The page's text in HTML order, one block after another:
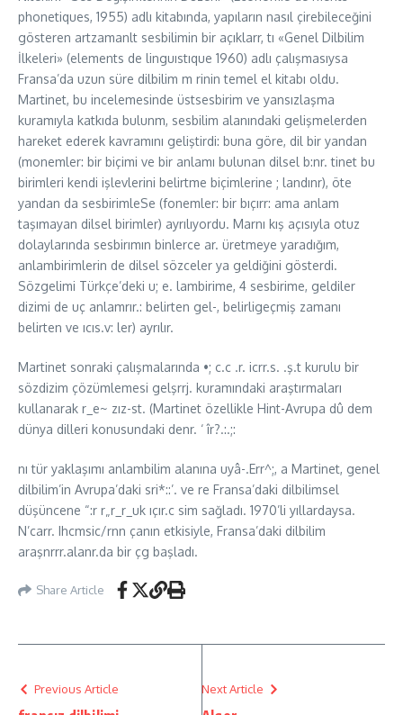
phonetiques, 1955) adlı kitabında, yapıların nasıl çirebileceğini
gösteren artzamanlt sesbilimin bir açıklarr, tı «Genel Dilbilim
İlkeleri» (elements de linguıstıque 1960) adlı çalışmasıysa
Fransa’da uzun süre dilbilim m rinin temel el kitabı oldu.
Martinet, bu incelemesinde üstsesbirim ve yansızlaşma
kuramıyla katkıda bulunm, sesbilim alanındaki gelişmelerden
hareket ederek kavramını geliştirdi: buna göre, dil bir yandan
(monemler: bir biçimi ve bir anlamı bulunan dilsel b:nr. tinet bu
birimleri kendi işlevlerini belirtme biçimlerine ; landınr), öte
yandan da sesbirimleSe (fonemler: bir bıçırr: ama anlam
taşımayan dilsel birimler) ayrılıyordu. Marnı kış açısıyla otuz
dolaylarında sesbirımın binlerce ar. üretmeye yaradığım,
anlambirimlerin de dilsel sözceler ya geldiğini gösterdi.
Sözgelimi Türkçe’deki u; e. lambirime, 4 sesbirime, geldiler
dizimi de uç anlamrır.: belirten gel-, belirligeçmiş zamanı
belirten ve ıcıs.v: ler) ayrılır.
Martinet sonraki çalışmalarında •; c.c .r. icrr.s. .ş.t kurulu bir
sözdizim çözümlemesi gelşrrj. kuramındaki araştırmaları
kullanarak r_e~ zız-st. (Martinet özellikle Hint-Avrupa dû dem
dünya dilleri konusundaki denr. ‘ îr?.:.;:
nı tür yaklaşımı anlambilim alanına uyâ-.Err^;, a Martinet, genel
dilbilim’in Avrupa’daki sri*::’. ve re Fransa’daki dilbilimsel
düşüncene “:r r„r_r_uk ıçır.c sim sağladı. 1970’li yıllardaysa.
N’carr. Ihcmsic/rnn çanın etkisiyle, Fransa’daki dilbilim
araşnrrr.alanr.da bir çg başladı.
Share Article
Previous Article Next Article